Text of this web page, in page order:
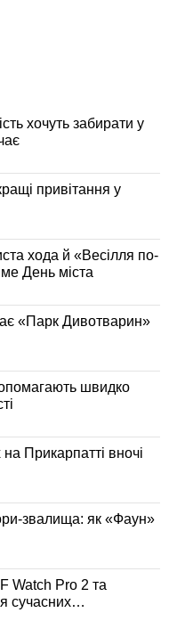
хочуть забирати у
привітання у
хода й «Весілля по-
День міста
«Парк Дивотварин»
швидко
Прикарпатті вночі
звалища: як «Фаун»
Watch Pro 2 та
сучасних